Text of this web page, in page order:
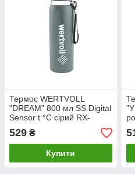
Термос WERTVOLL
"DREAM" 800 мл SS Digital
Sensor t °C сірий RX-
7001GY
529 ₴
Купити